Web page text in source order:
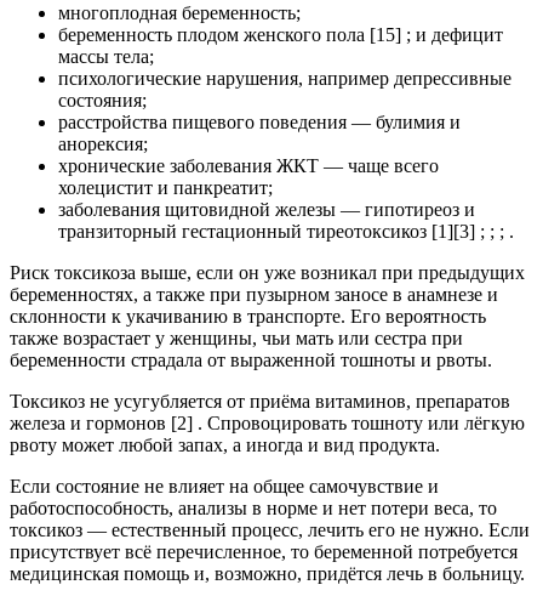
многоплодная беременность;
беременность плодом женского пола [15] ; и дефицит
массы тела;
психологические нарушения, например депрессивные
состояния;
расстройства пищевого поведения — булимия и
анорексия;
хронические заболевания ЖКТ — чаще всего
холецистит и панкреатит;
заболевания щитовидной железы — гипотиреоз и
транзиторный гестационный тиреотоксикоз [1][3] ; ; ; .
Риск токсикоза выше, если он уже возникал при предыдущих
беременностях, а также при пузырном заносе в анамнезе и
склонности к укачиванию в транспорте. Его вероятность
также возрастает у женщины, чьи мать или сестра при
беременности страдала от выраженной тошноты и рвоты.
Токсикоз не усугубляется от приёма витаминов, препаратов
железа и гормонов [2] . Спровоцировать тошноту или лёгкую
рвоту может любой запах, а иногда и вид продукта.
Если состояние не влияет на общее самочувствие и
работоспособность, анализы в норме и нет потери веса, то
токсикоз — естественный процесс, лечить его не нужно. Если
присутствует всё перечисленное, то беременной потребуется
медицинская помощь и, возможно, придётся лечь в больницу.